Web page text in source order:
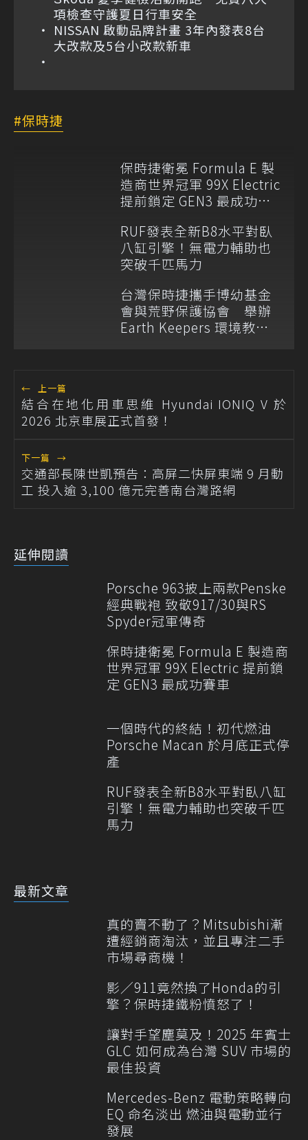
項檢查守護夏日行車安全
NISSAN 啟動品牌計畫 3年內發表8台
大改款及5台小改款新車
保時捷
保時捷衛冕 Formula E 製
造商世界冠軍 99X Electric
提前鎖定 GEN3 最成功賽
RUF發表全新B8水平對臥
八缸引擎！無電力輔助也
突破千匹馬力
台灣保時捷攜手博幼基金
會與荒野保護協會 舉辦
Earth Keepers 環境教育
← 上一篇
結合在地化用車思維 Hyundai IONIQ V 於
2026 北京車展正式首發！
下一篇 →
交通部長陳世凱預告：高屏二快屏東端 9 月動
工 投入逾 3,100 億元完善南台灣路網
延伸閱讀
Porsche 963披上兩款Penske
經典戰袍 致敬917/30與RS
Spyder冠軍傳奇
保時捷衛冕 Formula E 製造商
世界冠軍 99X Electric 提前鎖
定 GEN3 最成功賽車
一個時代的終結！初代燃油
Porsche Macan 於月底正式停
產
RUF發表全新B8水平對臥八缸
引擎！無電力輔助也突破千匹
馬力
最新文章
真的賣不動了？Mitsubishi漸
遭經銷商淘汰，並且專注二手
市場尋商機！
影／911竟然換了Honda的引
擎？保時捷鐵粉憤怒了！
讓對手望塵莫及！2025 年賓士
GLC 如何成為台灣 SUV 市場的
最佳投資
Mercedes-Benz 電動策略轉向
EQ 命名淡出 燃油與電動並行
發展